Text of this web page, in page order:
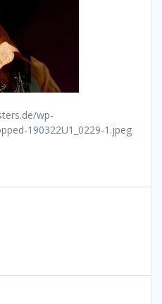
wp-
190322U1_0229-1.jpeg